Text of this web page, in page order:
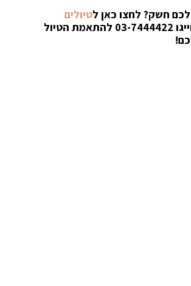
חשק? לחצו כאן לטיולים
או חייגו 03-7444422 להתאמת הטיול